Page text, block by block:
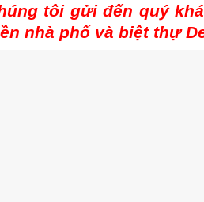
tôi gửi đến quý
nhà phố và biệt thự